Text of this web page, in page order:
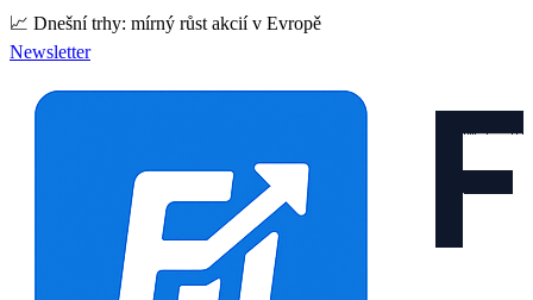
📈 Dnešní trhy: mírný růst akcií v Evropě
Newsletter